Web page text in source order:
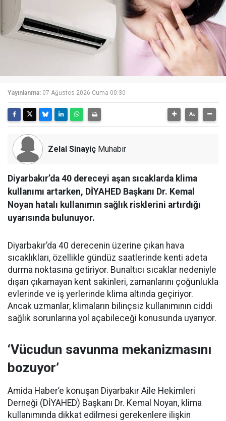
Yayınlanma: 07 Ağustos 2026 Cuma 00:30
Zelal Sinayiç Muhabir
Diyarbakır’da 40 dereceyi aşan sıcaklarda klima
kullanımı artarken, DİYAHED Başkanı Dr. Kemal
Noyan hatalı kullanımın sağlık risklerini artırdığı
uyarısında bulunuyor.
Diyarbakır’da 40 derecenin üzerine çıkan hava
sıcaklıkları, özellikle gündüz saatlerinde kenti adeta
durma noktasına getiriyor. Bunaltıcı sıcaklar nedeniyle
dışarı çıkamayan kent sakinleri, zamanlarını çoğunlukla
evlerinde ve iş yerlerinde klima altında geçiriyor.
Ancak uzmanlar, klimaların bilinçsiz kullanımının ciddi
sağlık sorunlarına yol açabileceği konusunda uyarıyor.
‘Vücudun savunma mekanizmasını
bozuyor’
Amida Haber’e konuşan Diyarbakır Aile Hekimleri
Derneği (DİYAHED) Başkanı Dr. Kemal Noyan, klima
kullanımında dikkat edilmesi gerekenlere ilişkin